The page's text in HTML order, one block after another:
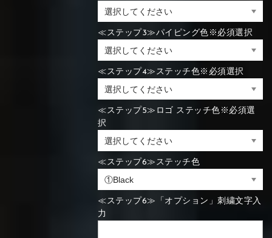
≪ステップ3≫パイピング色※必須選択
≪ステップ4≫ステッチ色※必須選択
≪ステップ5≫ロゴ ステッチ色※必須選
択
≪ステップ6≫ステッチ色
≪ステップ6≫「オプション」刺繍文字入
力